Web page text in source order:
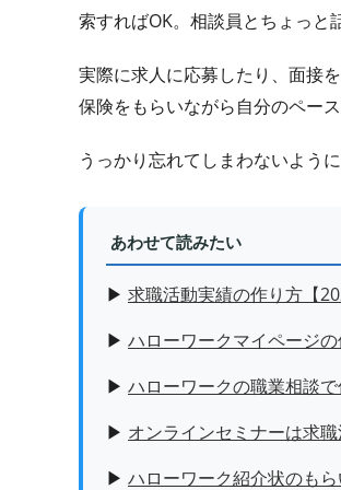
索すればOK。相談員とちょっと
実際に求人に応募したり、面接
保険をもらいながら自分のペー
うっかり忘れてしまわないよう
あわせて読みたい
▶ 求職活動実績の作り方【
▶ ハローワークマイページ
▶ ハローワークの職業相談
▶ オンラインセミナーは求
▶ ハローワーク紹介状のも